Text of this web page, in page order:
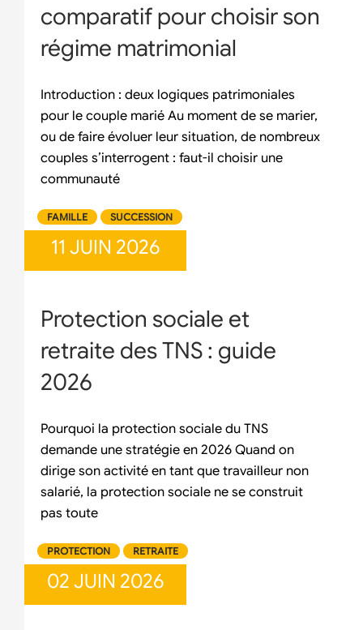
comparatif pour choisir son
régime matrimonial
Introduction : deux logiques patrimoniales
pour le couple marié Au moment de se marier,
ou de faire évoluer leur situation, de nombreux
couples s’interrogent : faut-il choisir une
communauté
FAMILLE SUCCESSION
11 JUIN 2026
Protection sociale et
retraite des TNS : guide
2026
Pourquoi la protection sociale du TNS
demande une stratégie en 2026 Quand on
dirige son activité en tant que travailleur non
salarié, la protection sociale ne se construit
pas toute
PROTECTION RETRAITE
02 JUIN 2026